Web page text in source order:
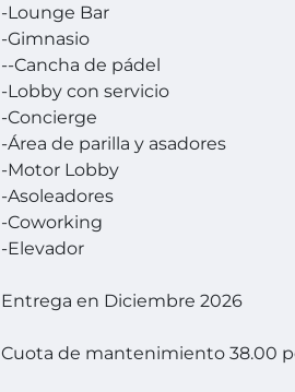
-Lounge Bar
-Gimnasio
--Cancha de pádel
-Lobby con servicio
-Concierge
-Área de parilla y asadores
-Motor Lobby
-Asoleadores
-Coworking
-Elevador
Entrega en Diciembre 2026
Cuota de mantenimiento 38.00